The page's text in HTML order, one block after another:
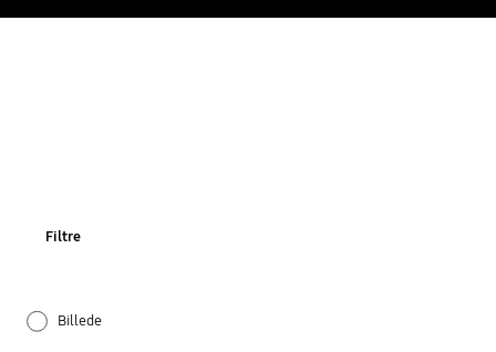
Filtre
Billede